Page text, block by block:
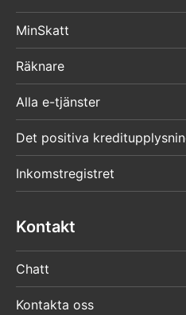
MinSkatt
Räknare
Alla e-tjänster
Det positiva
Inkomstregistret
Kontakt
Chatt
Kontakta oss